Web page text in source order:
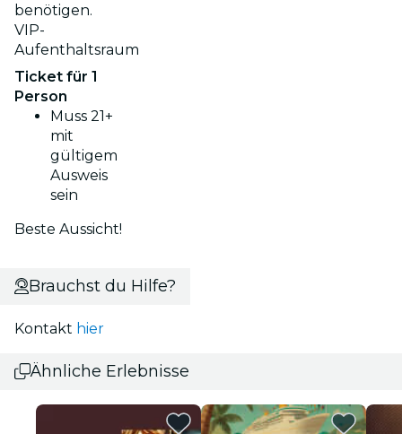
benötigen.
VIP-
Aufenthaltsraum
Ticket für 1
Person
Muss 21+
mit
gültigem
Ausweis
sein
Beste Aussicht!
Brauchst du Hilfe?
Kontakt hier
Ähnliche Erlebnisse